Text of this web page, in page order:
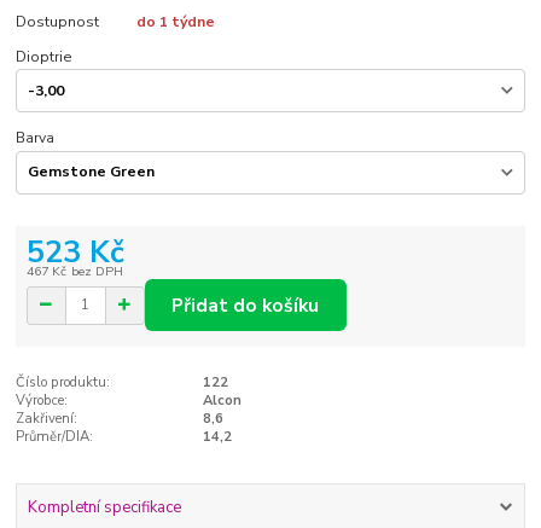
Dostupnost
do 1 týdne
Dioptrie
Barva
523 Kč
467 Kč bez DPH
Přidat do košíku
Číslo produktu:
122
Výrobce:
Alcon
Zakřivení:
8,6
Průměr/DIA:
14,2
Kompletní specifikace